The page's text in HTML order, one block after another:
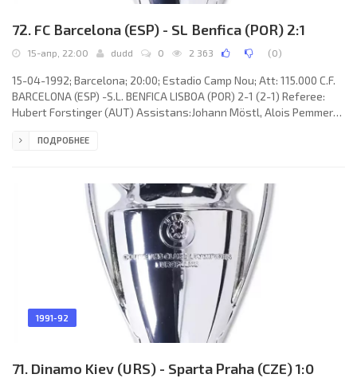
72. FC Barcelona (ESP) - SL Benfica (POR) 2:1
15-апр, 22:00 dudd 0 2 363 (0)
15-04-1992; Barcelona; 20:00; Estadio Camp Nou; Att: 115.000 C.F.
BARCELONA (ESP) -S.L. BENFICA LISBOA (POR) 2-1 (2-1) Referee:
Hubert Forstinger (AUT) Assistans:Johann Möstl, Alois Pemmer
Escudero 24; 2-1 C.F. BARCELONA (coach:Hendrik Johannes Cruijff):
Mena, Josep GUARDIOLA Sala, José María BAKERO Escudero,
ПОДРОБНЕЕ
1991-92
71. Dinamo Kiev (URS) - Sparta Praha (CZE) 1:0